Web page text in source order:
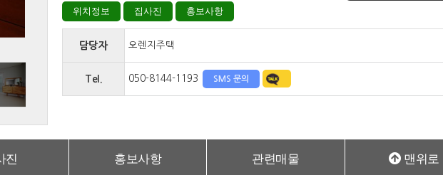
위치정보 집사진 홍보사항
담당자 오렌지주택
Tel. 050-8144-1193 SMS 문의
진 홍보사항 관련매물 맨위로